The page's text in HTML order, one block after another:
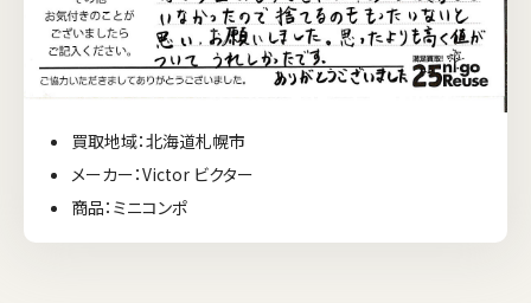
買取地域：北海道札幌市
メーカー：Victor ビクター
商品：ミニコンポ